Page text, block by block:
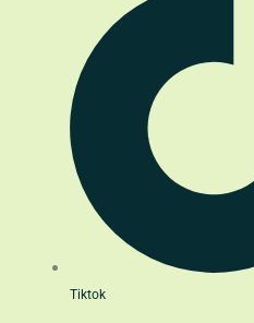
Tiktok